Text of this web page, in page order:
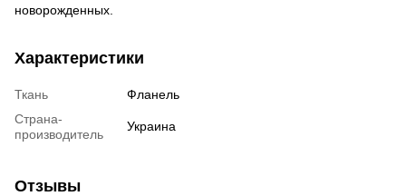
новорожденных.
Характеристики
Ткань
Фланель
Страна-
производитель
Украина
Отзывы